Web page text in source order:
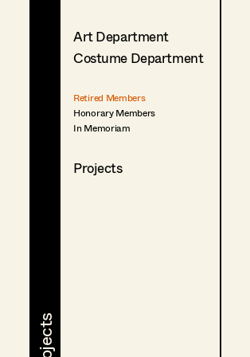
Art Department
Costume Department
Retired Members
Honorary Members
In Memoriam
Projects